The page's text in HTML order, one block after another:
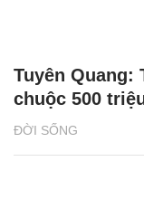
ĐỜI SỐNG
Tuyên Quang:
chuộc 500